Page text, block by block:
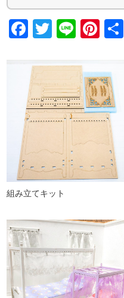
Facebook
Twitter
Line
組み立てキット